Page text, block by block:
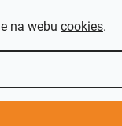
na webu cookies.